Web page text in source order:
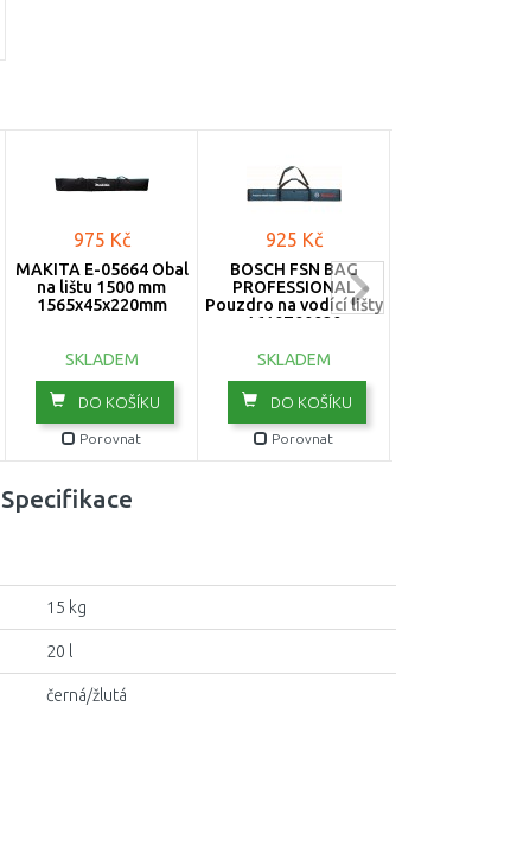
975 Kč
MAKITA E-05664 Obal
na lištu 1500 mm
1565x45x220mm
SKLADEM
DO KOŠÍKU
Porovnat
925 Kč
BOSCH FSN BAG
PROFESSIONAL
Pouzdro na vodící lišty
1610Z00020
SKLADEM
DO KOŠÍKU
Porovnat
Specifikace
15 kg
20 l
černá/žlutá